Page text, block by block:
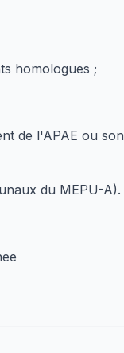
homologues ;
de l'APAE ou son
du MEPU-A).